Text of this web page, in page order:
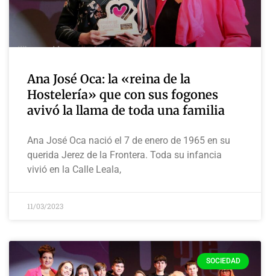
Ana José Oca: la «reina de la
Hostelería» que con sus fogones
avivó la llama de toda una familia
Ana José Oca nació el 7 de enero de 1965 en su
querida Jerez de la Frontera. Toda su infancia
vivió en la Calle Leala,
11/03/2023
SOCIEDAD